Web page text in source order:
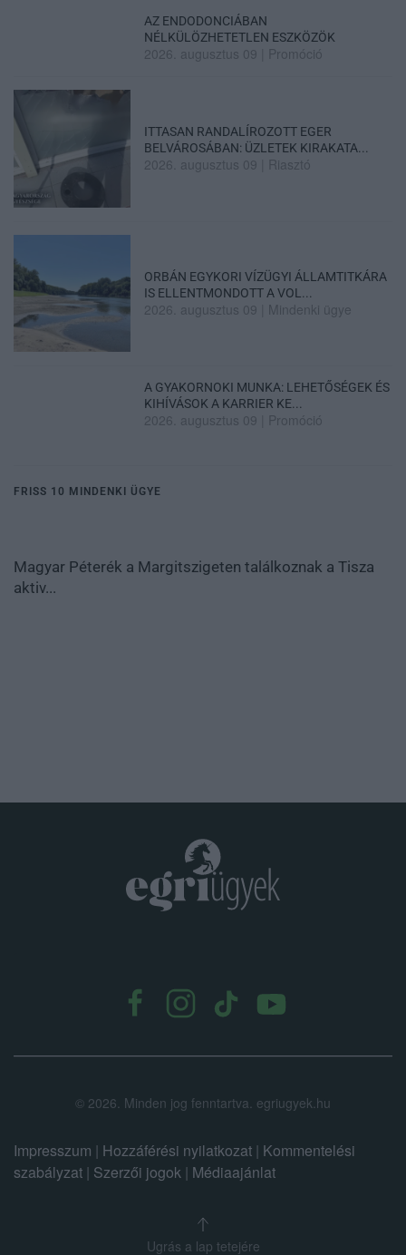
AZ ENDODONCIÁBAN
NÉLKÜLÖZHETETLEN ESZKÖZÖK
2026. augusztus 09 Promóció
ITTASAN RANDALÍROZOTT EGER
BELVÁROSÁBAN: ÜZLETEK KIRAKATA...
2026. augusztus 09 Riasztó
ORBÁN EGYKORI VÍZÜGYI ÁLLAMTITKÁRA
IS ELLENTMONDOTT A VOL...
2026. augusztus 09 Mindenki ügye
A GYAKORNOKI MUNKA: LEHETŐSÉGEK ÉS
KIHÍVÁSOK A KARRIER KE...
2026. augusztus 09 Promóció
FRISS 10 MINDENKI ÜGYE
Magyar Péterék a Margitszigeten találkoznak a Tisza
aktiv...
© 2026. Minden jog fenntartva. egriugyek.hu
Impresszum | Hozzáférési nyilatkozat | Kommentelési
szabályzat | Szerzői jogok | Médiaajánlat
Ugrás a lap tetejére